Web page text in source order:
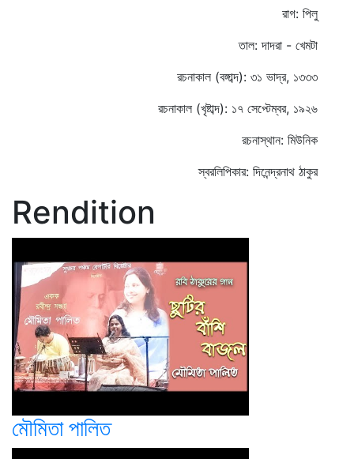
রাগ: পিলু
তাল: দাদরা - খেমটা
রচনাকাল (বঙ্গাব্দ): ৩১ ভাদ্র, ১৩৩৩
রচনাকাল (খৃষ্টাব্দ): ১৭ সেপ্টেম্বর, ১৯২৬
রচনাস্থান: মিউনিক
স্বরলিপিকার: দিনেন্দ্রনাথ ঠাকুর
Rendition
মৌমিতা পালিত